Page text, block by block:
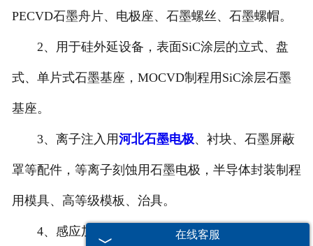
PECVD石墨舟片、电极座、石墨螺丝、石墨螺帽。
2、用于硅外延设备，表面SiC涂层的立式、盘
式、单片式石墨基座，MOCVD制程用SiC涂层石墨
基座。
3、离子注入用河北石墨电极、衬块、石墨屏蔽
罩等配件，等离子刻蚀用石墨电极，半导体封装制程
用模具、高等级模板、治具。
4、感应加热锗氧化物、区熔半导体材料、熔化
在线客服